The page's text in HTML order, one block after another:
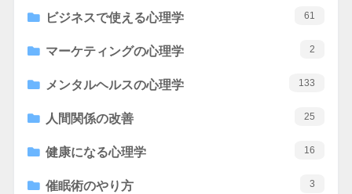
ビジネスで使える心理学 61
マーケティングの心理学 2
メンタルヘルスの心理学 133
人間関係の改善 25
健康になる心理学 16
催眠術のやり方 3